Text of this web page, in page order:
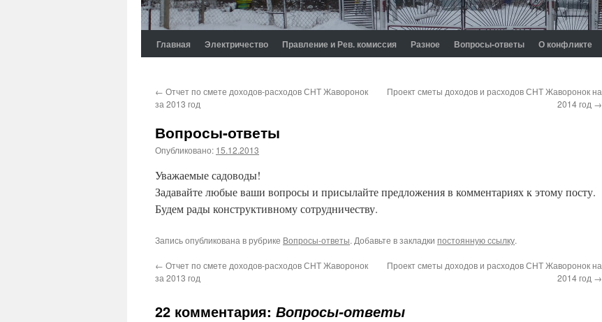
Главная Электричество Правление и Рев. комиссия Разное Вопросы-ответы О конфликте
← Отчет по смете доходов-расходов СНТ Жаворонок
за 2013 год
Проект сметы доходов и расходов СНТ Жаворонок на
2014 год →
Вопросы-ответы
Опубликовано: 15.12.2013
Уважаемые садоводы!
Задавайте любые ваши вопросы и присылайте предложения в комментариях к этому посту.
Будем рады конструктивному сотрудничеству.
Запись опубликована в рубрике Вопросы-ответы. Добавьте в закладки постоянную ссылку.
← Отчет по смете доходов-расходов СНТ Жаворонок
за 2013 год
Проект сметы доходов и расходов СНТ Жаворонок на
2014 год →
22 комментария: Вопросы-ответы